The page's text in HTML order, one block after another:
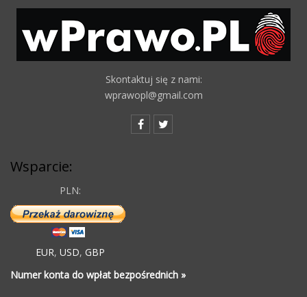
Skontaktuj się z nami:
wprawopl@gmail.com
Wsparcie:
PLN:
EUR, USD, GBP
Numer konta do wpłat bezpośrednich »